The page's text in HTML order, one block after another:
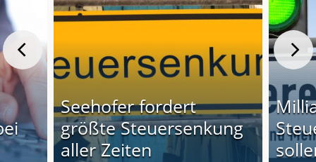
Seehofer fordert
größte Steuersenkung
aller Zeiten